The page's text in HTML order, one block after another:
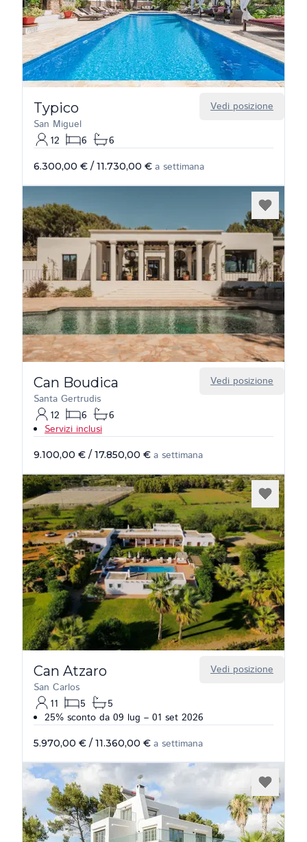
Vedi posizione
Typico
San Miguel
12
6 6
6.300,00 € / 11.730,00 € a settimana
Vedi posizione
Can Boudica
Santa Gertrudis
12
6
6
Servizi inclusi
9.100,00 € / 17.850,00 € a settimana
Vedi posizione
Can Atzaro
San Carlos
11
5
5
25% sconto da 09 lug – 01 set 2026
5.970,00 € / 11.360,00 € a settimana